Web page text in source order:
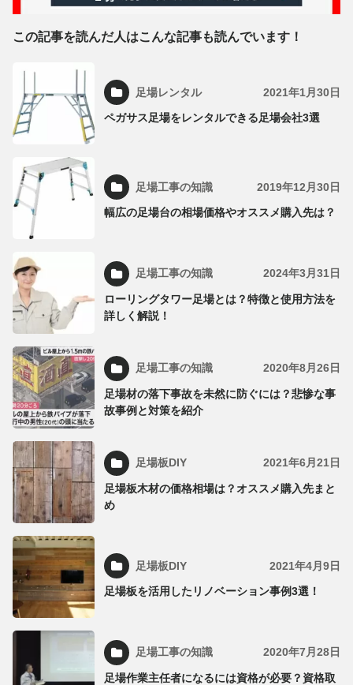
この記事を読んだ人はこんな記事も読んでいます！
足場レンタル 2021年1月30日
ペガサス足場をレンタルできる足場会社3選
足場工事の知識 2019年12月30日
幅広の足場台の相場価格やオススメ購入先は？
足場工事の知識 2024年3月31日
ローリングタワー足場とは？特徴と使用方法を
詳しく解説！
足場工事の知識 2020年8月26日
足場材の落下事故を未然に防ぐには？悲惨な事
故事例と対策を紹介
足場板DIY 2021年6月21日
足場板木材の価格相場は？オススメ購入先まと
め
足場板DIY 2021年4月9日
足場板を活用したリノベーション事例3選！
足場工事の知識 2020年7月28日
足場作業主任者になるには資格が必要？資格取